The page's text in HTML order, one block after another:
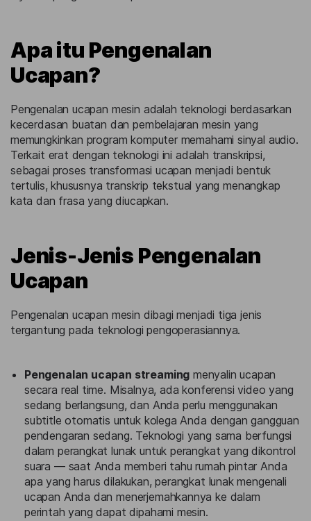
Apa itu Pengenalan
Ucapan?
Pengenalan ucapan mesin adalah teknologi berdasarkan
kecerdasan buatan dan pembelajaran mesin yang
memungkinkan program komputer memahami sinyal audio.
Terkait erat dengan teknologi ini adalah transkripsi,
sebagai proses transformasi ucapan menjadi bentuk
tertulis, khususnya transkrip tekstual yang menangkap
kata dan frasa yang diucapkan.
Jenis-Jenis Pengenalan
Ucapan
Pengenalan ucapan mesin dibagi menjadi tiga jenis
tergantung pada teknologi pengoperasiannya.
Pengenalan ucapan streaming menyalin ucapan
secara real time. Misalnya, ada konferensi video yang
sedang berlangsung, dan Anda perlu menggunakan
subtitle otomatis untuk kolega Anda dengan gangguan
pendengaran sedang. Teknologi yang sama berfungsi
dalam perangkat lunak untuk perangkat yang dikontrol
suara — saat Anda memberi tahu rumah pintar Anda
apa yang harus dilakukan, perangkat lunak mengenali
ucapan Anda dan menerjemahkannya ke dalam
perintah yang dapat dipahami mesin.